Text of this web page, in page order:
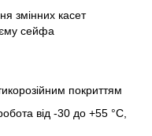
змінних касет
сейфа
покриттям
від -30 до +55 °C,